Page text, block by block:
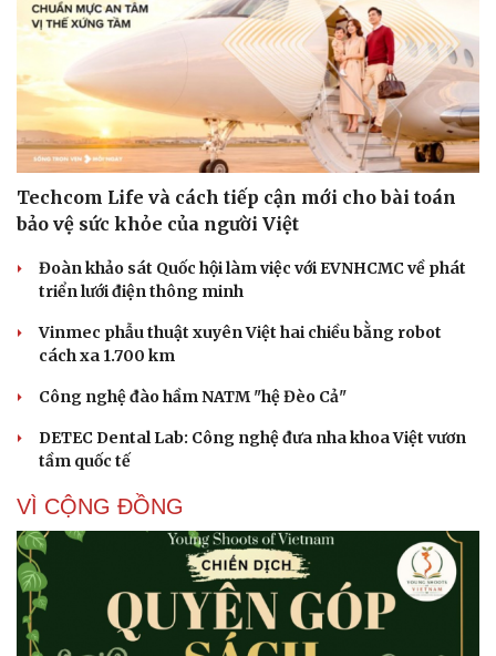
Cải chính
Techcom Life và cách tiếp cận mới cho bài toán
bảo vệ sức khỏe của người Việt
Đoàn khảo sát Quốc hội làm việc với EVNHCMC về phát
triển lưới điện thông minh
Vinmec phẫu thuật xuyên Việt hai chiều bằng robot
cách xa 1.700 km
Công nghệ đào hầm NATM "hệ Đèo Cả"
DETEC Dental Lab: Công nghệ đưa nha khoa Việt vươn
tầm quốc tế
VÌ CỘNG ĐỒNG